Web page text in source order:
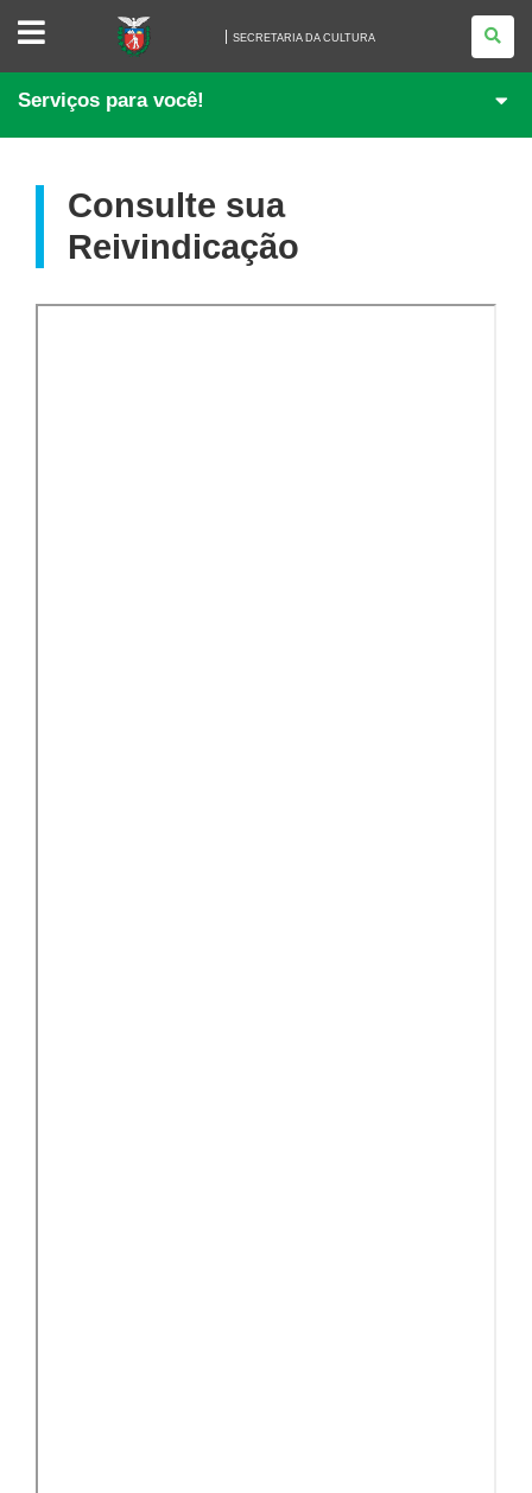
SECRETARIA
CULTURA
SECRETARIA DA CULTURA
Serviços para você!
Consulte sua
Reivindicação